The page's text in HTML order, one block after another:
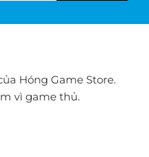
Hóng Game Store.
vì game thủ.